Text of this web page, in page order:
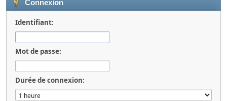
Connexion
Identifiant:
Mot de passe:
Durée de connexion: